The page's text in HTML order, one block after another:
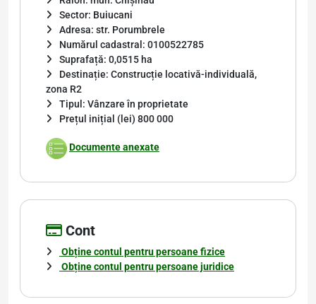
Sector: Buiucani
Adresa: str. Porumbrele
Numărul cadastral: 0100522785
Suprafață: 0,0515 ha
Destinație: Construcție locativă-individuală,
zona R2
Tipul: Vânzare în proprietate
Prețul inițial (lei) 800 000
Documente anexate
Cont
Obține contul pentru persoane fizice
Obține contul pentru persoane juridice